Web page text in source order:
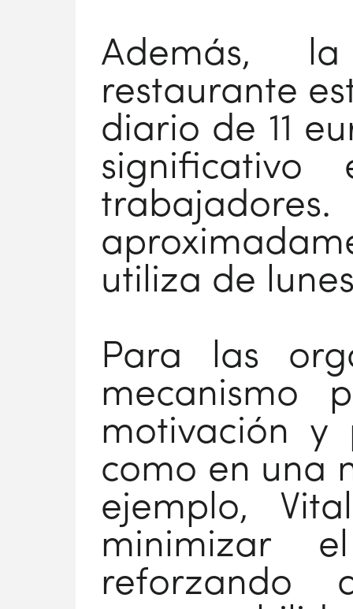
Además,
restaurante
diario de 11
utiliza de
Para las
mecanismo
motivación y
como en una
ejemplo,
minimizar
reforzando